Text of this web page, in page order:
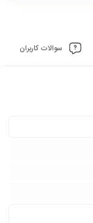
سوالات کاربران